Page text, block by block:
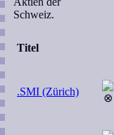
Schweiz.
Titel
.SMI (Zürich)